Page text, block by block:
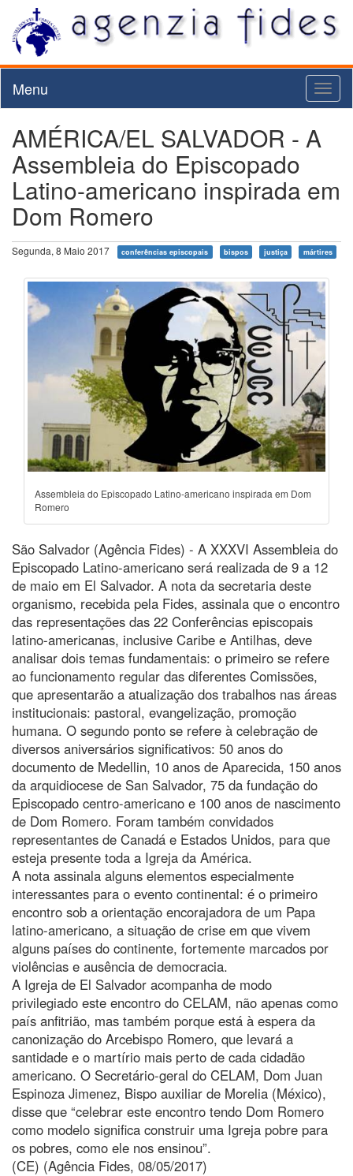
Menu
AMÉRICA/EL SALVADOR - A
Assembleia do Episcopado
Latino-americano inspirada em
Dom Romero
Segunda, 8 Maio 2017 conferências episcopais bispos justiça mártires
Assembleia do Episcopado Latino-americano inspirada em Dom
Romero
São Salvador (Agência Fides) - A XXXVI Assembleia do
Episcopado Latino-americano será realizada de 9 a 12
de maio em El Salvador. A nota da secretaria deste
organismo, recebida pela Fides, assinala que o encontro
das representações das 22 Conferências episcopais
latino-americanas, inclusive Caribe e Antilhas, deve
analisar dois temas fundamentais: o primeiro se refere
ao funcionamento regular das diferentes Comissões,
que apresentarão a atualização dos trabalhos nas áreas
institucionais: pastoral, evangelização, promoção
humana. O segundo ponto se refere à celebração de
diversos aniversários significativos: 50 anos do
documento de Medellin, 10 anos de Aparecida, 150 anos
da arquidiocese de San Salvador, 75 da fundação do
Episcopado centro-americano e 100 anos de nascimento
de Dom Romero. Foram também convidados
representantes de Canadá e Estados Unidos, para que
esteja presente toda a Igreja da América.
A nota assinala alguns elementos especialmente
interessantes para o evento continental: é o primeiro
encontro sob a orientação encorajadora de um Papa
latino-americano, a situação de crise em que vivem
alguns países do continente, fortemente marcados por
violências e ausência de democracia.
A Igreja de El Salvador acompanha de modo
privilegiado este encontro do CELAM, não apenas como
país anfitrião, mas também porque está à espera da
canonização do Arcebispo Romero, que levará a
santidade e o martírio mais perto de cada cidadão
americano. O Secretário-geral do CELAM, Dom Juan
Espinoza Jimenez, Bispo auxiliar de Morelia (México),
disse que “celebrar este encontro tendo Dom Romero
como modelo significa construir uma Igreja pobre para
os pobres, como ele nos ensinou”.
(CE) (Agência Fides, 08/05/2017)